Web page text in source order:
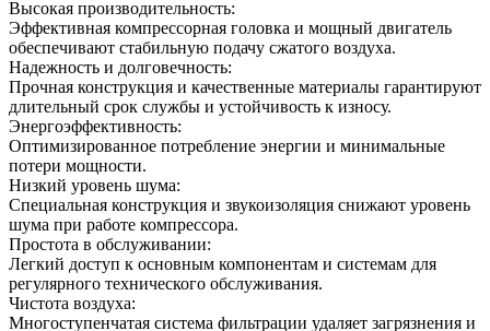
Высокая производительность:
Эффективная компрессорная головка и мощный двигатель
обеспечивают стабильную подачу сжатого воздуха.
Надежность и долговечность:
Прочная конструкция и качественные материалы гарантируют
длительный срок службы и устойчивость к износу.
Энергоэффективность:
Оптимизированное потребление энергии и минимальные
потери мощности.
Низкий уровень шума:
Специальная конструкция и звукоизоляция снижают уровень
шума при работе компрессора.
Простота в обслуживании:
Легкий доступ к основным компонентам и системам для
регулярного технического обслуживания.
Чистота воздуха:
Многоступенчатая система фильтрации удаляет загрязнения и